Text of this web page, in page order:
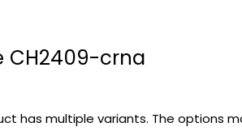
CH2409-crna
has multiple variants. The options